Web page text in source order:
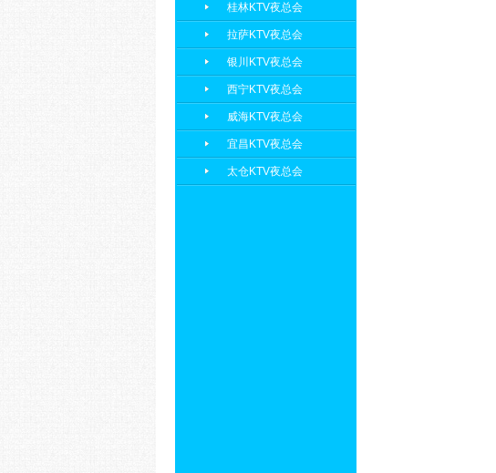
桂林KTV夜总会
拉萨KTV夜总会
银川KTV夜总会
西宁KTV夜总会
威海KTV夜总会
宜昌KTV夜总会
太仓KTV夜总会